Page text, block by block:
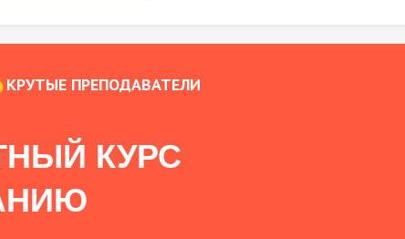
КРУТЫЕ ПРЕПОДАВАТЕЛИ
КУРС